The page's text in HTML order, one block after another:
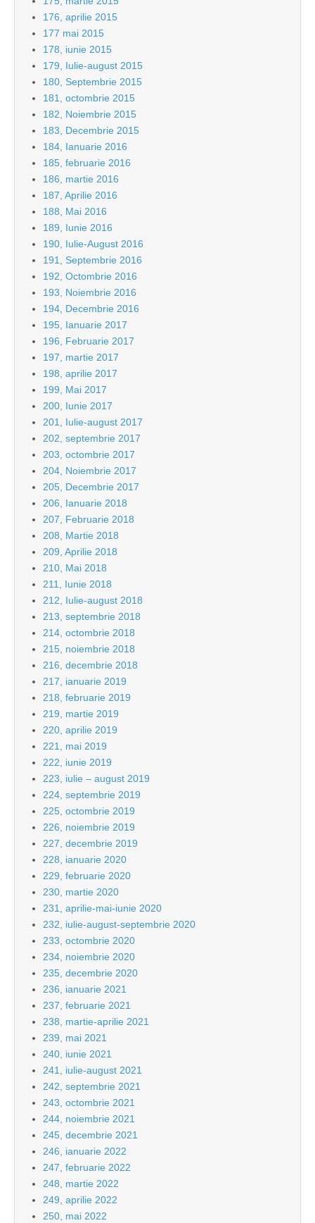
176, aprilie 2015
177 mai 2015
178, iunie 2015
179, Iulie-august 2015
180, Septembrie 2015
181, octombrie 2015
182, Noiembrie 2015
183, Decembrie 2015
184, Ianuarie 2016
185, februarie 2016
186, martie 2016
187, Aprilie 2016
188, Mai 2016
189, Iunie 2016
190, Iulie-August 2016
191, Septembrie 2016
192, Octombrie 2016
193, Noiembrie 2016
194, Decembrie 2016
195, Ianuarie 2017
196, Februarie 2017
197, martie 2017
198, aprilie 2017
199, Mai 2017
200, Iunie 2017
201, Iulie-august 2017
202, septembrie 2017
203, octombrie 2017
204, Noiembrie 2017
205, Decembrie 2017
206, Ianuarie 2018
207, Februarie 2018
208, Martie 2018
209, Aprilie 2018
210, Mai 2018
211, Iunie 2018
212, Iulie-august 2018
213, septembrie 2018
214, octombrie 2018
215, noiembrie 2018
216, decembrie 2018
217, ianuarie 2019
218, februarie 2019
219, martie 2019
220, aprilie 2019
221, mai 2019
222, iunie 2019
223, iulie – august 2019
224, septembrie 2019
225, octombrie 2019
226, noiembrie 2019
227, decembrie 2019
228, ianuarie 2020
229, februarie 2020
230, martie 2020
231, aprilie-mai-iunie 2020
232, iulie-august-septembrie 2020
233, octombrie 2020
234, noiembrie 2020
235, decembrie 2020
236, ianuarie 2021
237, februarie 2021
238, martie-aprilie 2021
239, mai 2021
240, iunie 2021
241, iulie-august 2021
242, septembrie 2021
243, octombrie 2021
244, noiembrie 2021
245, decembrie 2021
246, ianuarie 2022
247, februarie 2022
248, martie 2022
249, aprilie 2022
250, mai 2022